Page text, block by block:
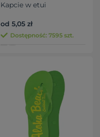
Kapcie w etui
od 5,05 zł
Dostępność: 7595 szt.